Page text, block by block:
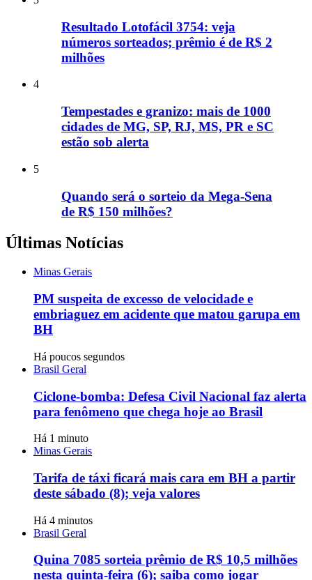
Resultado Lotofácil 3754: veja
números sorteados; prêmio é de R$ 2
milhões
4
Tempestades e granizo: mais de 1000
cidades de MG, SP, RJ, MS, PR e SC
estão sob alerta
5
Quando será o sorteio da Mega-Sena
de R$ 150 milhões?
Últimas Notícias
Minas Gerais
PM suspeita de excesso de velocidade e
embriaguez em acidente que matou garupa em
BH
Há poucos segundos
Brasil Geral
Ciclone-bomba: Defesa Civil Nacional faz alerta
para fenômeno que chega hoje ao Brasil
Há 1 minuto
Minas Gerais
Tarifa de táxi ficará mais cara em BH a partir
deste sábado (8); veja valores
Há 4 minutos
Brasil Geral
Quina 7085 sorteia prêmio de R$ 10,5 milhões
nesta quinta-feira (6); saiba como jogar